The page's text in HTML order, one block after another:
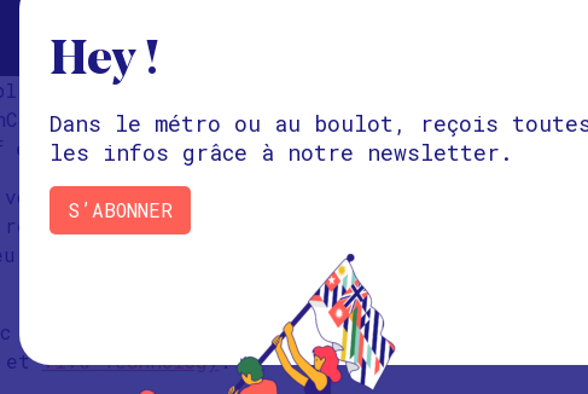
plastiques sont déversées dans l’Océan
SurfRider Foundation, SeaSheperd… les
et s’unissent.
vous invitons à découvrir un de ces acteurs
recherche itinérante pour rassembler,
: fédérer un réseau mondial d’initiatives
nos amis
21 La Croix Rouge , Schoolab
etViva Technology.
Hey !
Dans le métro ou au boulot, reçois
les infos grâce à notre newsletter.
S’ABONNER